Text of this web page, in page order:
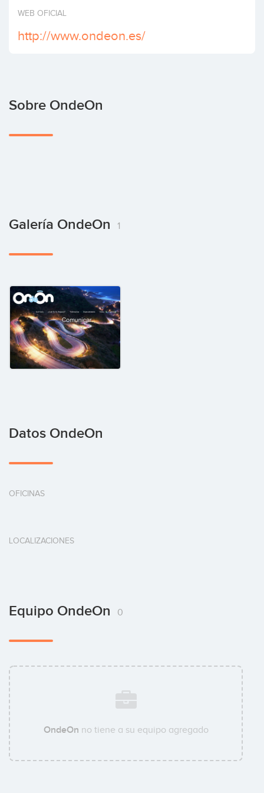
Invertir
WEB OFICIAL
http://www.ondeon.es/
Sobre OndeOn
Galería OndeOn 1
Datos OndeOn
OFICINAS
LOCALIZACIONES
Equipo OndeOn 0
OndeOn no tiene a su equipo agregado